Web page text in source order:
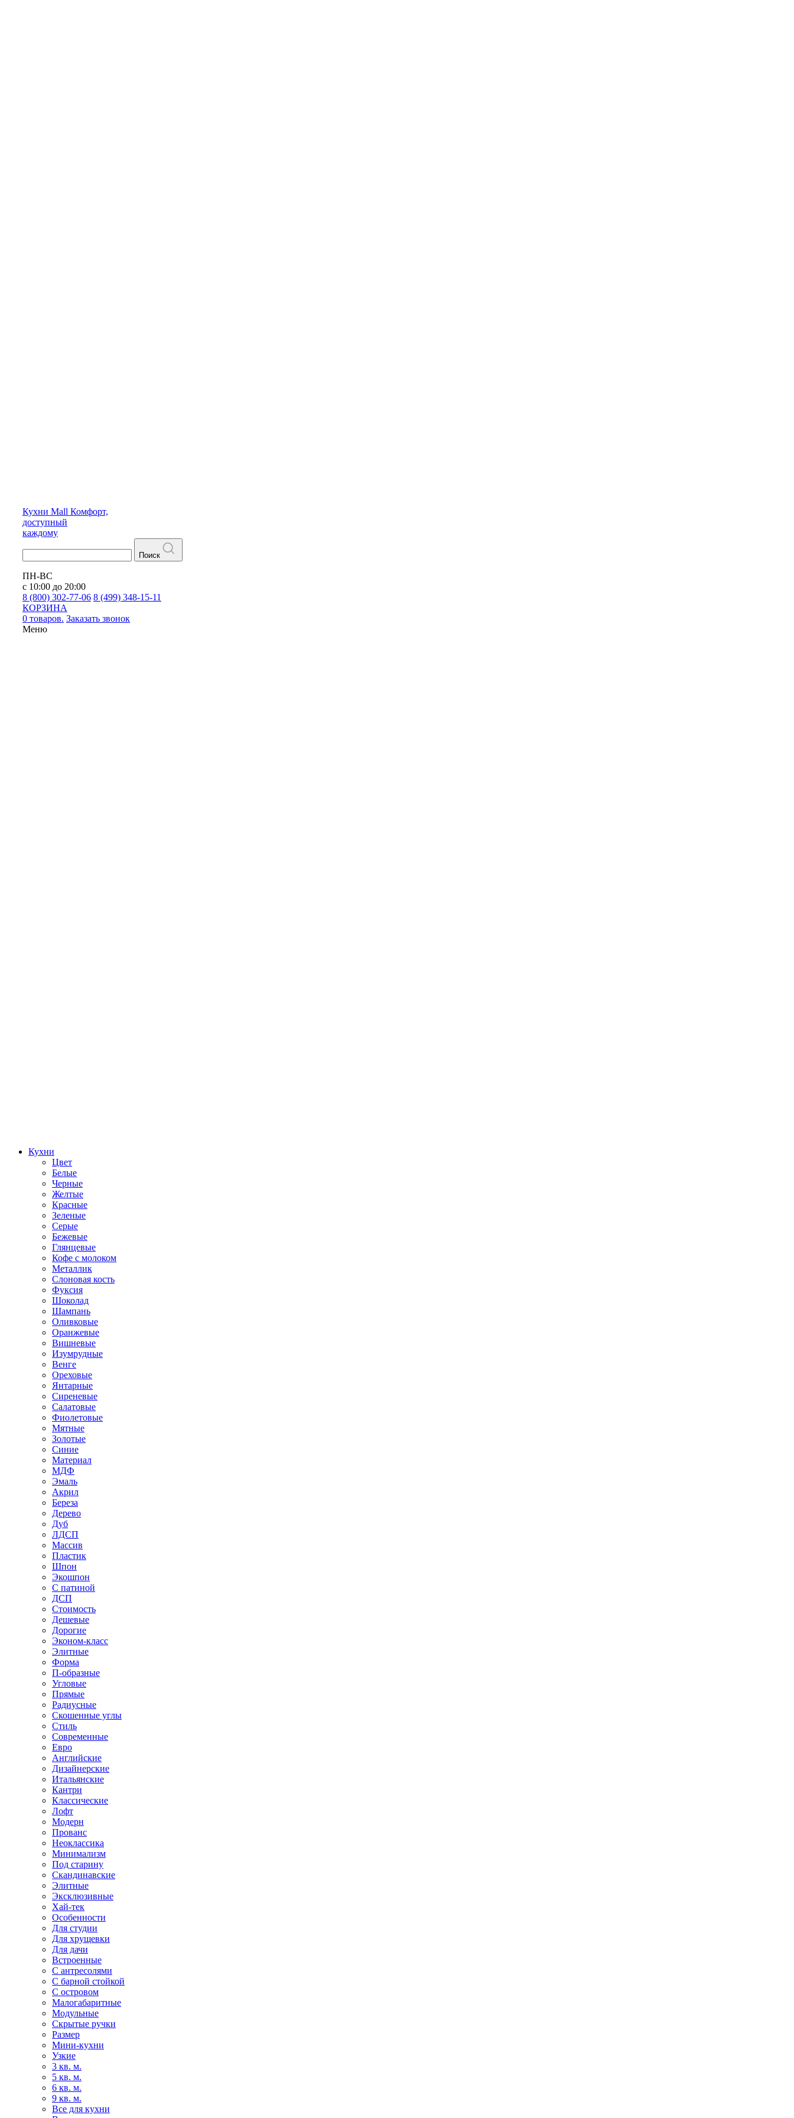
Кухни Mall Комфорт,
доступный
каждому
Поиск
ПН-ВС
с 10:00 до 20:00
8 (800) 302-77-06 8 (499) 348-15-11
КОРЗИНА
0 товаров. Заказать звонок
Меню
Кухни
Цвет
Белые
Черные
Желтые
Красные
Зеленые
Серые
Бежевые
Глянцевые
Кофе с молоком
Металлик
Слоновая кость
Фуксия
Шоколад
Шампань
Оливковые
Оранжевые
Вишневые
Изумрудные
Венге
Ореховые
Янтарные
Сиреневые
Салатовые
Фиолетовые
Мятные
Золотые
Синие
Материал
МДФ
Эмаль
Акрил
Береза
Дерево
Дуб
ЛДСП
Массив
Пластик
Шпон
Экошпон
С патиной
ДСП
Стоимость
Дешевые
Дорогие
Эконом-класс
Элитные
Форма
П-образные
Угловые
Прямые
Радиусные
Скошенные углы
Стиль
Современные
Евро
Английские
Дизайнерские
Итальянские
Кантри
Классические
Лофт
Модерн
Прованс
Неоклассика
Минимализм
Под старину
Скандинавские
Элитные
Эксклюзивные
Хай-тек
Особенности
Для студии
Для хрущевки
Для дачи
Встроенные
С антресолями
С барной стойкой
С островом
Малогабаритные
Модульные
Скрытые ручки
Размер
Мини-кухни
Узкие
3 кв. м.
5 кв. м.
6 кв. м.
9 кв. м.
Все для кухни